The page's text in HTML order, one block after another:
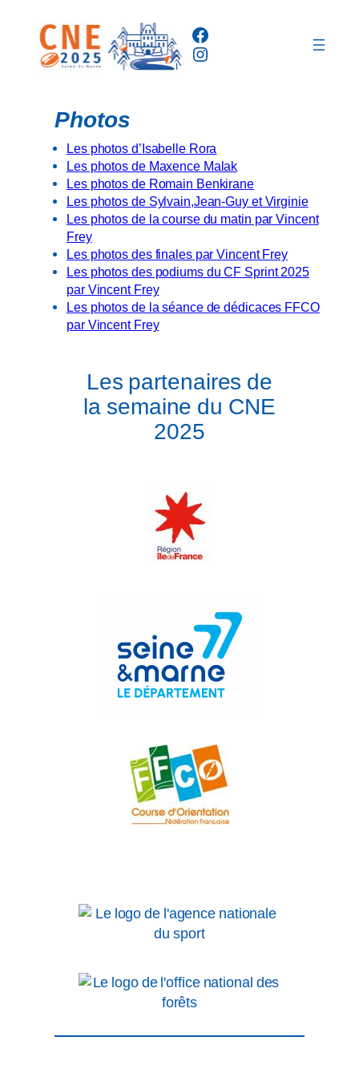
contenu
Facebook
Instagram
Photos
Les photos d’Isabelle Rora
Les photos de Maxence Malak
Les photos de Romain Benkirane
Les photos de Sylvain,Jean-Guy et Virginie
Les photos de la course du matin par Vincent
Frey
Les photos des finales par Vincent Frey
Les photos des podiums du CF Sprint 2025
par Vincent Frey
Les photos de la séance de dédicaces FFCO
par Vincent Frey
Les partenaires de
la semaine du CNE
2025